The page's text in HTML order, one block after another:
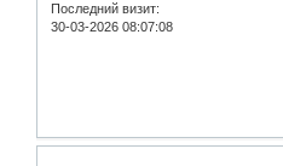
Последний визит:
30-03-2026 08:07:08